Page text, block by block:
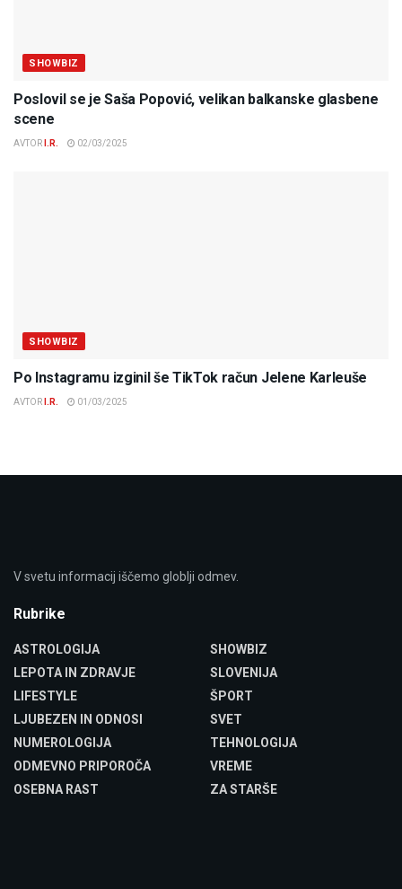
SHOWBIZ
Poslovil se je Saša Popović, velikan balkanske glasbene
scene
AVTOR I.R. 02/03/2025
SHOWBIZ
Po Instagramu izginil še TikTok račun Jelene Karleuše
AVTOR I.R. 01/03/2025
V svetu informacij iščemo globlji odmev.
Rubrike
ASTROLOGIJA
LEPOTA IN ZDRAVJE
LIFESTYLE
LJUBEZEN IN ODNOSI
NUMEROLOGIJA
ODMEVNO PRIPOROČA
OSEBNA RAST
SHOWBIZ
SLOVENIJA
ŠPORT
SVET
TEHNOLOGIJA
VREME
ZA STARŠE